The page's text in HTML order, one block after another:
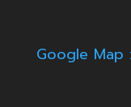
Google